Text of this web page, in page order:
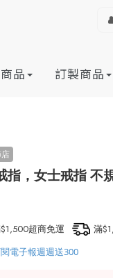
品 訂製商品
指，女士戒指 不
超商免運 滿
電子報週週送300